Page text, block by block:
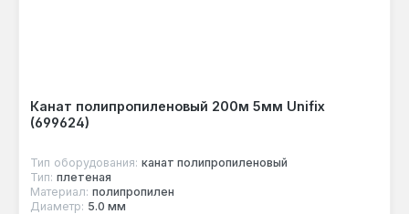
Канат полипропиленовый 200м 5мм Unifix
(699624)
Тип оборудования: канат полипропиленовый
Тип: плетеная
Материал: полипропилен
Диаметр: 5.0 мм